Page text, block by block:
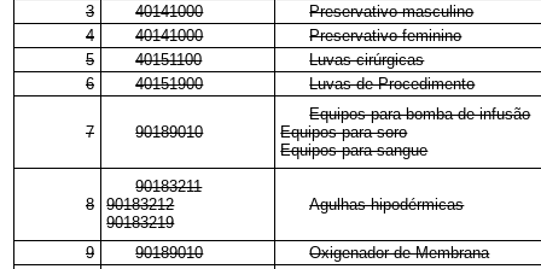
3
40141000
Preservativo masculino
4
40141000
Preservativo feminino
5
40151100
Luvas cirúrgicas
6
40151900 Luvas de Procedimento
7 90189010
Equipos para bomba de infusão
Equipos para soro
Equipos para sangue
8
90183211
90183212
90183219
Agulhas hipodérmicas
9 90189010
Oxigenador de Membrana